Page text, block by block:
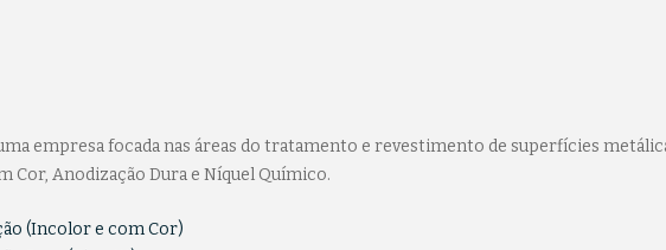
empresa focada nas áreas do tratamento e revestimento de superfícies
Cor, Anodização Dura e Níquel Químico.
(Incolor e com Cor)